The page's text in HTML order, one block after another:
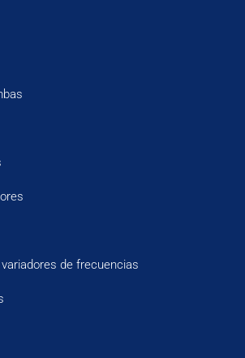
de frecuencias